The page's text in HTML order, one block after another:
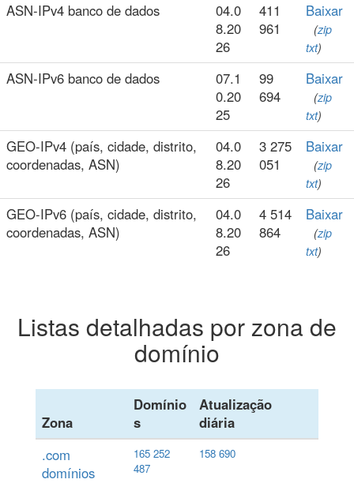
ASN-IPv4 banco de dados
04.0
8.20
26
411
961
Baixar
(zip
txt)
ASN-IPv6 banco de dados
07.1
0.20
25
99
694
Baixar
(zip
txt)
GEO-IPv4 (país, cidade, distrito,
coordenadas, ASN)
04.0
8.20
26
3 275
051
Baixar
(zip
txt)
GEO-IPv6 (país, cidade, distrito,
coordenadas, ASN)
04.0
8.20
26
4 514
864
Baixar
(zip
txt)
Listas detalhadas por zona de
domínio
Zona
Domínio
s
Atualização
diária
.com
domínios
165 252
487
158 690